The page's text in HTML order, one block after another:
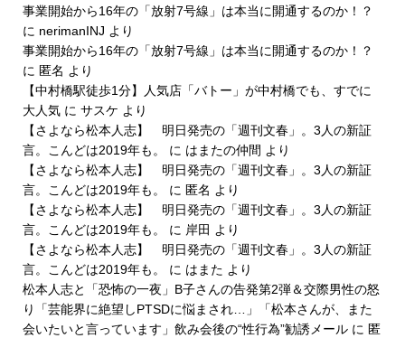
事業開始から16年の「放射7号線」は本当に開通するのか！？
に nerimanINJ より
事業開始から16年の「放射7号線」は本当に開通するのか！？
に 匿名 より
【中村橋駅徒歩1分】人気店「バトー」が中村橋でも、すでに
大人気に サスケ より
【さよなら松本人志】 明日発売の「週刊文春」。3人の新証
言。こんどは2019年も。
に はまたの仲間 より
【さよなら松本人志】 明日発売の「週刊文春」。3人の新証
言。こんどは2019年も。
に 匿名 より
【さよなら松本人志】 明日発売の「週刊文春」。3人の新証
言。こんどは2019年も。
に 岸田 より
【さよなら松本人志】 明日発売の「週刊文春」。3人の新証
言。こんどは2019年も。
に はまた より
松本人志と「恐怖の一夜」B子さんの告発第2弾＆交際男性の怒
り「芸能界に絶望しPTSDに悩まされ…」「松本さんが、また
会いたいと言っています」飲み会後の“性行為”勧誘メールに 匿